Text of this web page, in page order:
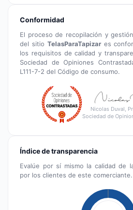
Conformidad
El proceso de recopilación y
del sitio TelasParaTapizares
los requisitos de calidad y
Sociedad de Opiniones
L111-7-2 del Código de consumo.
Nicolas Duval,
Sociedad de
Índice de transparencia
Evalúe por sí mismo la calidad de
por los clientes de este comerciante.